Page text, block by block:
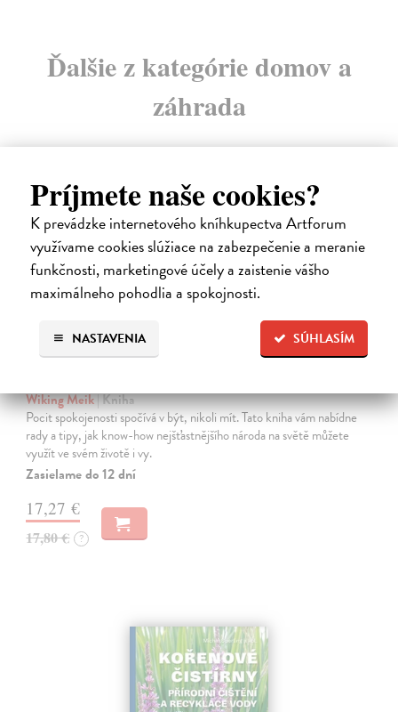
Príjmete naše cookies?
K prevádzke internetového kníhkupectva Artforum
využívame cookies slúžiace na zabezpečenie a meranie
funkčnosti, marketingové účely a zaistenie vášho
maximálneho pohodlia a spokojnosti.
SÚHLASÍM
NASTAVENIA
Ďalšie z kategórie domov a
záhrada
Wiking Meik| Kniha
Pocit spokojenosti spočívá v být, nikoli mít. Tato kniha vám nabídne
rady a tipy, jak know-how nejšťastnějšího národa na světě můžete
využít ve svém životě i vy.
Zasielame do 12 dní
17,27 €
17,80 € ?